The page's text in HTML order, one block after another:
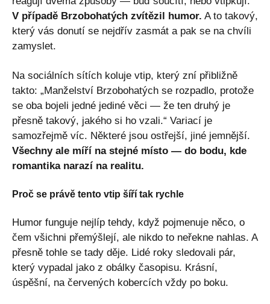
V případě Brzobohatých zvítězil humor. A to takový,
který vás donutí se nejdřív zasmát a pak se na chvíli
zamyslet.
Na sociálních sítích koluje vtip, který zní přibližně
takto: „Manželství Brzobohatých se rozpadlo, protože
se oba bojeli jedné jediné věci — že ten druhý je
přesně takový, jakého si ho vzali.“ Variací je
samozřejmě víc. Některé jsou ostřejší, jiné jemnější.
Všechny ale míří na stejné místo — do bodu, kde
romantika narazí na realitu.
Proč se právě tento vtip šíří tak rychle
Humor funguje nejlíp tehdy, když pojmenuje něco, o
čem všichni přemýšlejí, ale nikdo to neřekne nahlas. A
přesně tohle se tady děje. Lidé roky sledovali pár,
který vypadal jako z obálky časopisu. Krásní,
úspěšní, na červených kobercích vždy po boku.